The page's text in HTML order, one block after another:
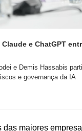
e ChatGPT
e Demis Hassabis
das maiores